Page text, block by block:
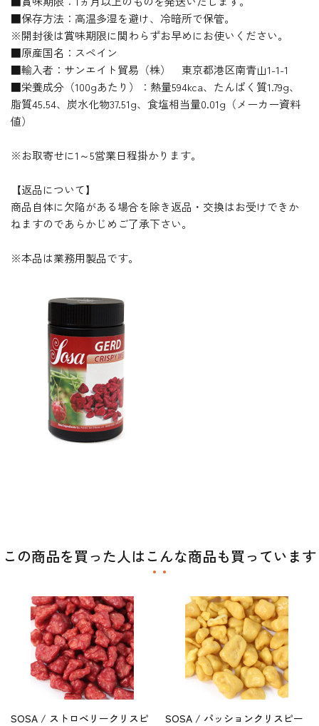
■保存方法：高温多湿を避け、冷暗所で保管。
※開封後は賞味期限に関わらずお早めにお使いください。
■原産国名：スペイン
■輸入者：サンエイト貿易（株） 東京都港区南青山1-1-1
■栄養成分（100gあたり）：熱量594kca、たんぱく質1.79g、
脂質45.54、炭水化物37.51g、食塩相当量0.01g（メーカー資料
値）
※お取寄せに1～5営業日程掛かります。
【返品について】
商品自体に欠陥がある場合を除き返品・交換はお受けできか
ねますのであらかじめご了承下さい。
※本品は業務用製品です。
この商品を買った人はこんな商品も買っています
SOSA / ストロベリークリスピ
SOSA / パッションクリスピー